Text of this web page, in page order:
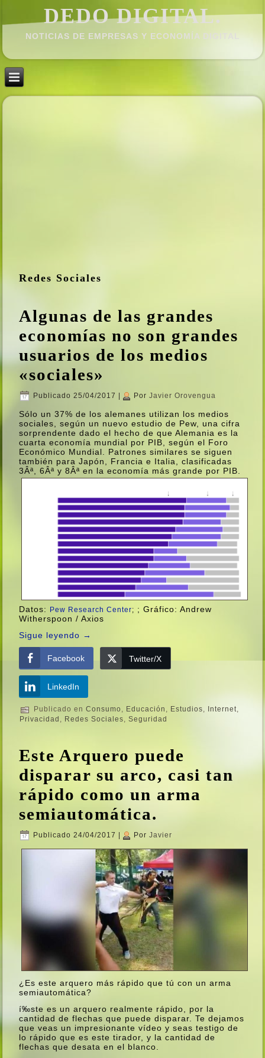
DEDO DIGITAL.
NOTICIAS DE EMPRESAS Y ECONOMÍ­A DIGITAL
Redes Sociales
Algunas de las grandes
economí­as no son grandes
usuarios de los medios
«sociales»
Publicado 25/04/2017 Por Javier Orovengua
Sólo un 37% de los alemanes utilizan los medios
sociales, según un nuevo estudio de Pew, una cifra
sorprendente dado el hecho de que Alemania es la
cuarta economí­a mundial por PIB, según el Foro
Económico Mundial. Patrones similares se siguen
también para Japón, Francia e Italia, clasificadas
3Âª, 6Âª y 8Âª en la economí­a más grande por PIB.
Datos: Pew Research Center; ; Gráfico: Andrew
Witherspoon / Axios
Sigue leyendo →
Facebook Twitter/X
LinkedIn
Publicado en Consumo , Educación , Estudios, Internet,
Privacidad , Redes Sociales,Seguridad
Este Arquero puede
disparar su arco, casi tan
rápido como un arma
semiautomática.
Publicado 24/04/2017 Por Javier
¿Es este arquero más rápido que tú con un arma
semiautomática?
í‰ste es un arquero realmente rápido, por la
cantidad de flechas que puede disparar. Te dejamos
que veas un impresionante ví­deo y seas testigo de
lo rápido que es este tirador, y la cantidad de
flechas que desata en el blanco.